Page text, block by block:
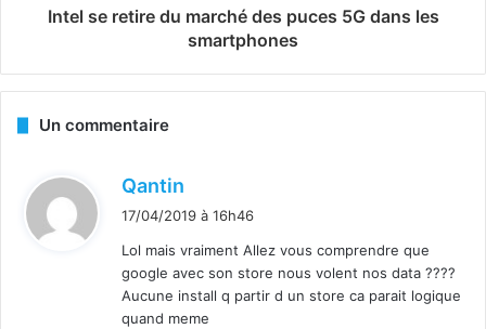
Intel se retire du marché des puces 5G dans les
smartphones
Un commentaire
Qantin
i
:
17/04/2019 à 16h46
Lol mais vraiment Allez vous comprendre que
google avec son store nous volent nos data ????
Aucune install q partir d un store ca parait logique
quand meme